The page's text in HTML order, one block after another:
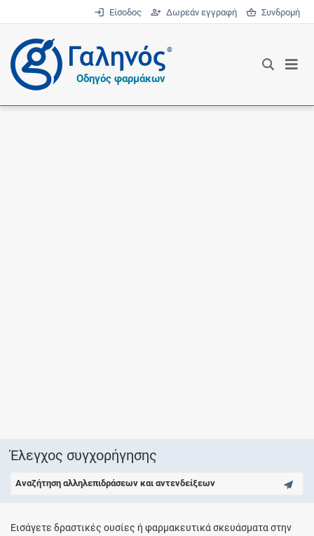
Είσοδος Δωρεάν εγγραφή Συνδρομή
®
Οδηγός φαρμάκων
Έλεγχος συγχορήγησης
Αναζήτηση αλληλεπιδράσεων και αντενδείξεων
Εισάγετε δραστικές ουσίες ή φαρμακευτικά σκευάσματα στην